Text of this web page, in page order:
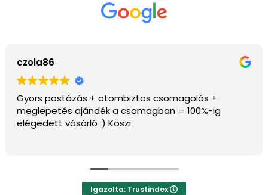
János Pécsi
Szép példányok vannak az oldalon, ajánlom.
Igazolta: Trustindex